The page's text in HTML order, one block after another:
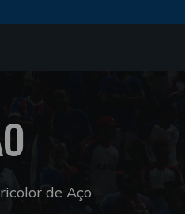
de Aço